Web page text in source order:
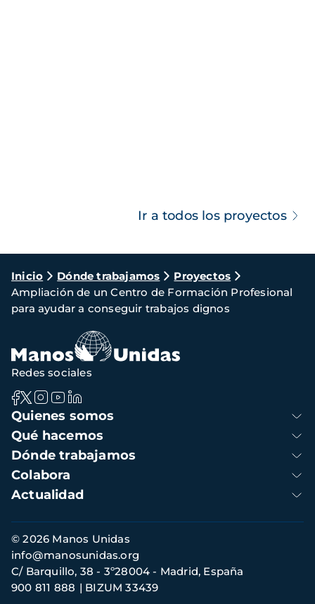
Ir a todos los proyectos
Ruta
de
navegación
Inicio Dónde trabajamos
Proyectos
Ampliación de un Centro de Formación Profesional
para ayudar a conseguir trabajos dignos
Navegación
principal
Quienes somos
Qué hacemos
Dónde trabajamos
Colabora
Actualidad
Redes sociales
Información
de
contacto
© 2026 Manos Unidas
C/ Barquillo, 38 - 3º28004 - Madrid, España
900 811 888
BIZUM 33439
info@manosunidas.org